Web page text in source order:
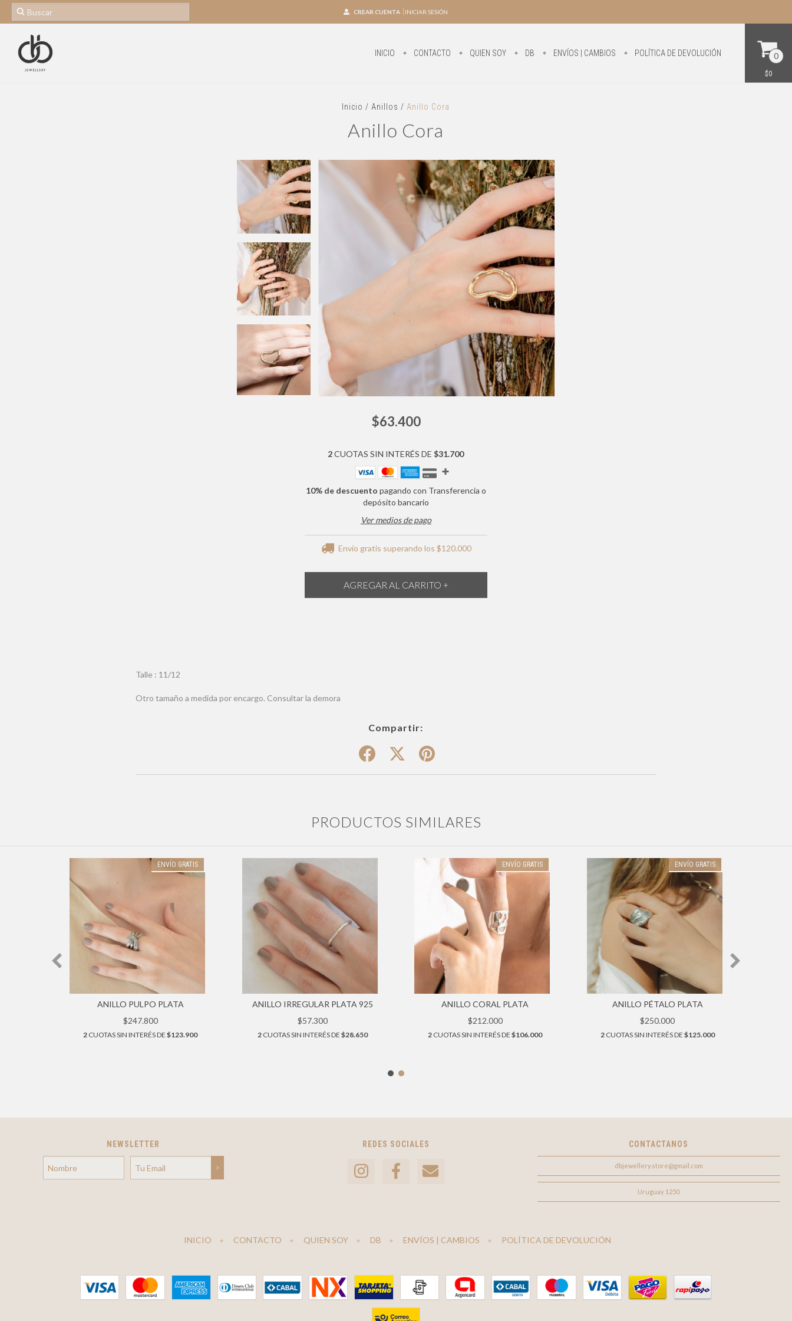
CREAR CUENTA INICIAR SESIÓN
INICIO CONTACTO QUIEN SOY DB ENVÍOS | CAMBIOS POLÍTICA DE DEVOLUCIÓN 0
$0
Inicio / Anillos / Anillo Cora
Anillo Cora
$63.400
2CUOTAS SIN INTERÉS DE$31.700
10% de descuento pagando con Transferencia o
depósito bancario
Ver medios de pago
Envío gratis superando los $120.000
Talle : 11/12
Otro tamaño a medida por encargo. Consultar la demora
Compartir:
PRODUCTOS SIMILARES
ENVÍO GRATIS
ANILLO PULPO PLATA
$247.800
2 CUOTAS SIN INTERÉS DE$123.900
ANILLO IRREGULAR PLATA 925
$57.300
2 CUOTAS SIN INTERÉS DE$28.650
ENVÍO GRATIS
ANILLO CORAL PLATA
$212.000
2 CUOTAS SIN INTERÉS DE$106.000
ENVÍO GRATIS
ANILLO PÉTALO PLATA
$250.000
2CUOTAS SIN INTERÉS DE $125.000
NEWSLETTER REDES SOCIALES CONTACTANOS
dbjewellery.store@gmail.com
Uruguay 1250
INICIO CONTACTO QUIEN SOY DB ENVÍOS | CAMBIOS POLÍTICA DE DEVOLUCIÓN